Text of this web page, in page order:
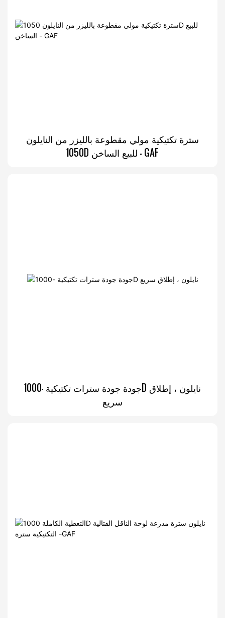
سترة تكتيكية مولي مقطوعة بالليزر من النايلون
1050D للبيع الساخن - GAF
جودة جودة سترات تكتيكية -1000D نايلون ، إطلاق
سريع